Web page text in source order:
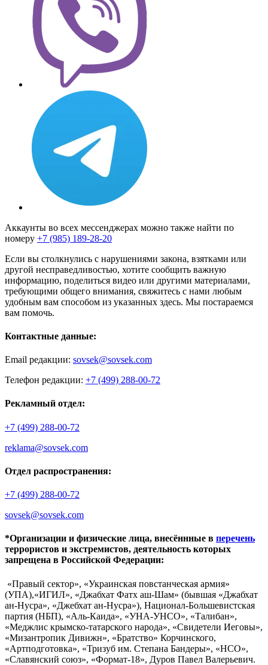
Аккаунты во всех мессенджерах можно также найти по
номеру +7 (985) 189-28-20
Если вы столкнулись с нарушениями закона, взятками или
другой несправедливостью, хотите сообщить важную
информацию, поделиться видео или другими материалами,
требующими общего внимания, свяжитесь с нами любым
удобным вам способом из указанных здесь. Мы постараемся
вам помочь.
Контактные данные:
Email редакции: sovsek@sovsek.com
Телефон редакции: +7 (499) 288-00-72
Рекламный отдел:
+7 (499) 288-00-72
reklama@sovsek.com
Отдел распространения:
+7 (499) 288-00-72
sovsek@sovsek.com
*Организации и физические лица, внесённные в перечень
террористов и экстремистов, деятельность которых
запрещена в Российской Федерации:
«Правый сектор», «Украинская повстанческая армия»
(УПА),«ИГИЛ», «Джабхат Фатх аш-Шам» (бывшая «Джабхат
ан-Нусра», «Джебхат ан-Нусра»), Национал-Большевистская
партия (НБП), «Аль-Каида», «УНА-УНСО», «Талибан»,
«Меджлис крымско-татарского народа», «Свидетели Иеговы»,
«Мизантропик Дивижн», «Братство» Корчинского,
«Артподготовка», «Тризуб им. Степана Бандеры», «НСО»,
«Славянский союз», «Формат-18», Дуров Павел Валерьевич.